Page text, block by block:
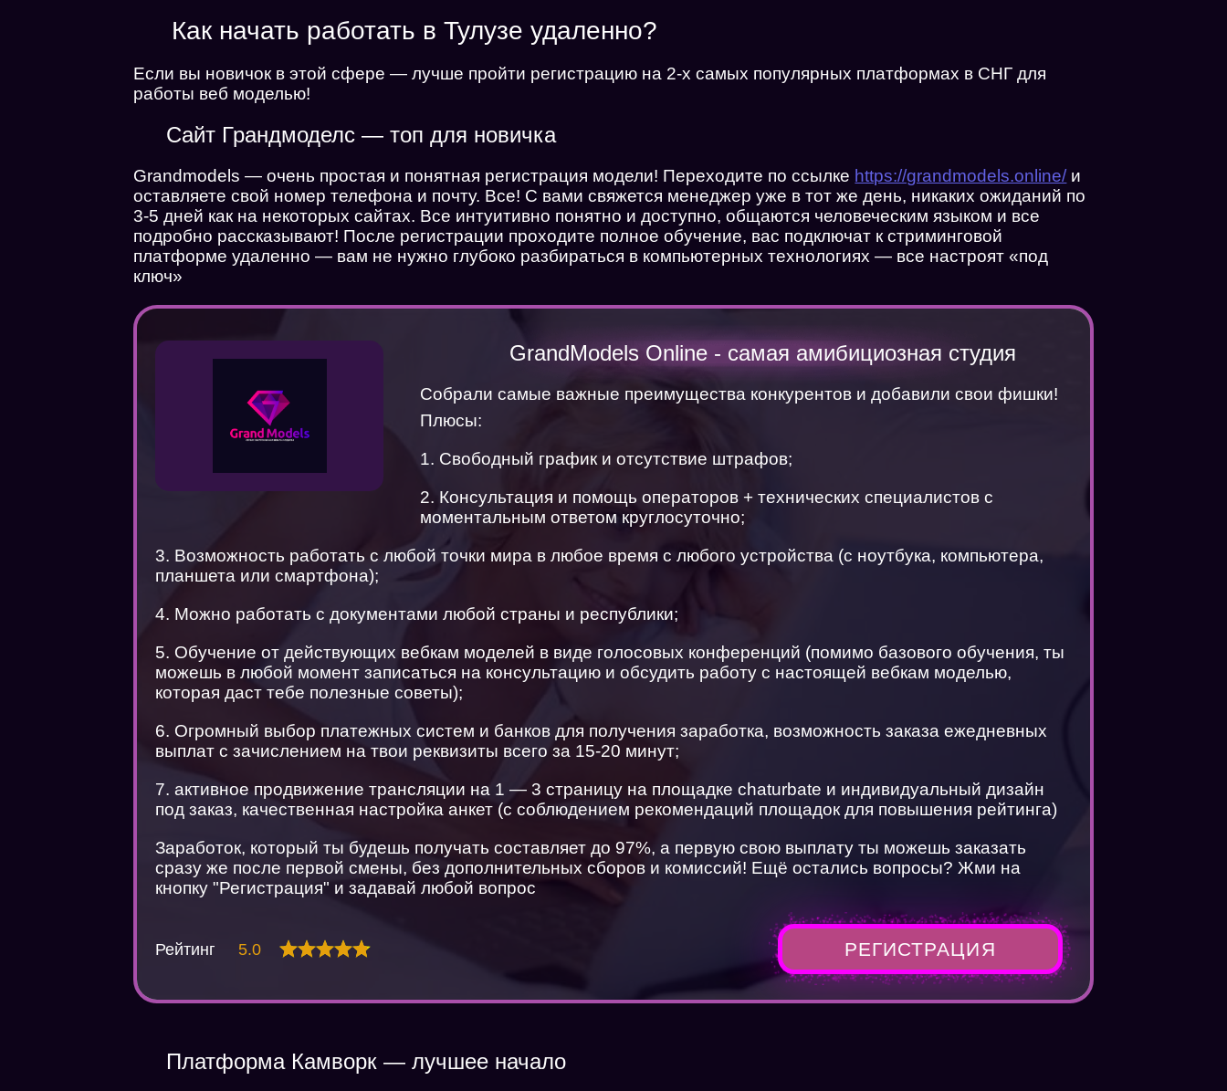
Как начать работать в Тулузе удаленно?
Если вы новичок в этой сфере — лучше пройти регистрацию на 2-х самых популярных платформах в СНГ для
работы веб моделью!
Сайт Грандмоделс — топ для новичка
Grandmodels — очень простая и понятная регистрация модели! Переходите по ссылке https://grandmodels.online/и
оставляете свой номер телефона и почту. Все! С вами свяжется менеджер уже в тот же день, никаких ожиданий по
3-5 дней как на некоторых сайтах. Все интуитивно понятно и доступно, общаются человеческим языком и все
подробно рассказывают! После регистрации проходите полное обучение, вас подключат к стриминговой
платформе удаленно — вам не нужно глубоко разбираться в компьютерных технологиях — все настроят «под
ключ»
GrandModels Online - самая амибициозная студия
Собрали самые важные преимущества конкурентов и добавили свои фишки!
Плюсы:
1. Свободный график и отсутствие штрафов;
2. Консультация и помощь операторов + технических специалистов с
моментальным ответом круглосуточно;
3. Возможность работать с любой точки мира в любое время с любого устройства (с ноутбука, компьютера,
планшета или смартфона);
4. Можно работать с документами любой страны и республики;
5. Обучение от действующих вебкам моделей в виде голосовых конференций (помимо базового обучения, ты
можешь в любой момент записаться на консультацию и обсудить работу с настоящей вебкам моделью,
которая даст тебе полезные советы);
6. Огромный выбор платежных систем и банков для получения заработка, возможность заказа ежедневных
выплат с зачислением на твои реквизиты всего за 15-20 минут;
7. активное продвижение трансляции на 1 — 3 страницу на площадке chaturbate и индивидуальный дизайн
под заказ, качественная настройка анкет (с соблюдением рекомендаций площадок для повышения рейтинга)
Заработок, который ты будешь получать составляет до 97%, а первую свою выплату ты можешь заказать
сразу же после первой смены, без дополнительных сборов и комиссий! Ещё остались вопросы? Жми на
кнопку "Регистрация" и задавай любой вопрос
Рейтинг 5.0 РЕГИСТРАЦИЯ
Платформа Камворк — лучшее начало